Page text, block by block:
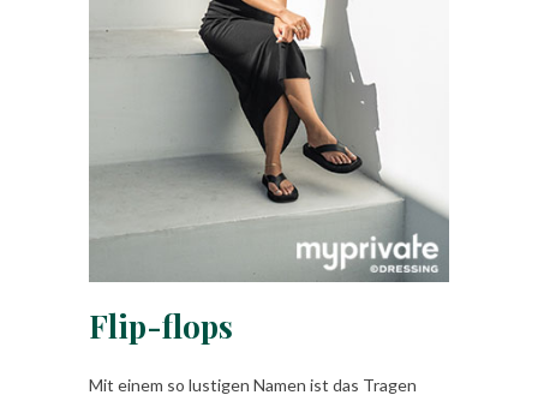
Flip-flops
Mit einem so lustigen Namen ist das Tragen